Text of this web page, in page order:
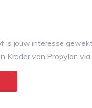
is jouw interesse
Kröder van Propylon via